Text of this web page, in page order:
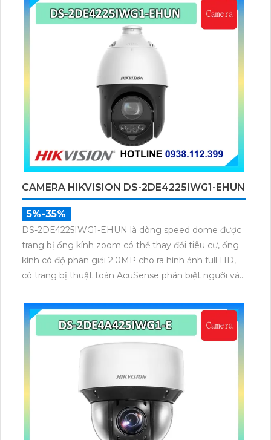
CAMERA HIKVISION DS-2DE4225IWG1-EHUN
5%-35%
DS-2DE4225IWG1-EHUN là dòng speed dome được
trang bị ống kính zoom có thể thay đổi tiêu cự, ống
kính có độ phân giải 2.0MP cho ra hình ảnh full HD,
có trang bị thuật toán AcuSense phân biệt người và
chiều, nhìn ban đêm bằng hồng ngoại 100m.